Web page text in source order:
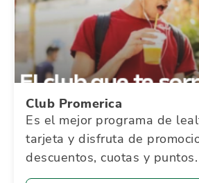
Club Promerica
Es el mejor programa de
tarjeta y disfruta de
descuentos, cuotas y puntos.